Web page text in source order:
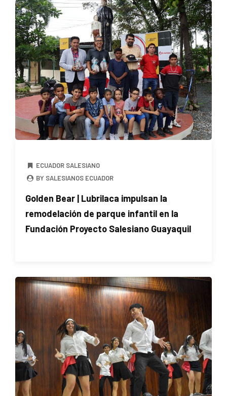
ECUADOR SALESIANO
BY SALESIANOS ECUADOR
Golden Bear | Lubrilaca impulsan la
remodelación de parque infantil en la
Fundación Proyecto Salesiano Guayaquil